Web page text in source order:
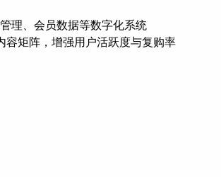
理、会员数据等数字化系统
容矩阵，增强用户活跃度与复购率